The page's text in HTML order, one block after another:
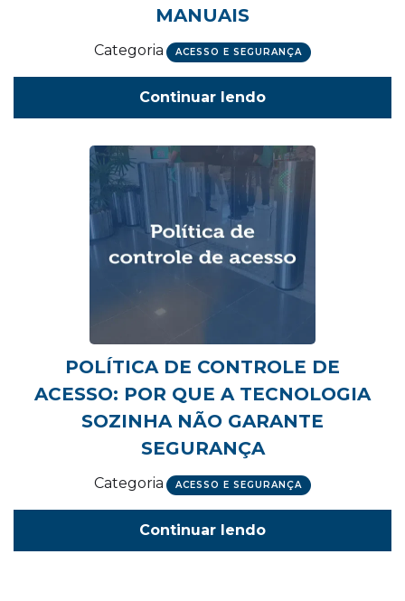
MANUAIS
Categoria ACESSO E SEGURANÇA
Continuar lendo
POLÍTICA DE CONTROLE DE
ACESSO: POR QUE A TECNOLOGIA
SOZINHA NÃO GARANTE
SEGURANÇA
Categoria ACESSO E SEGURANÇA
Continuar lendo